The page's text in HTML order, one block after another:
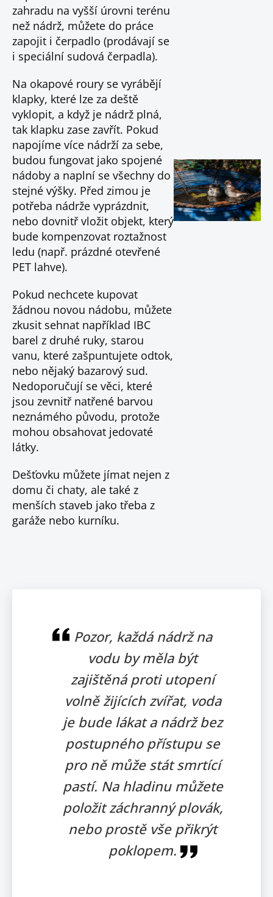
zahradu na vyšší úrovni terénu
než nádrž, můžete do práce
zapojit i čerpadlo (prodávají se
i speciální sudová čerpadla).
Na okapové roury se vyrábějí
klapky, které lze za deště
vyklopit, a když je nádrž plná,
tak klapku zase zavřít. Pokud
napojíme více nádrží za sebe,
budou fungovat jako spojené
nádoby a naplní se všechny do
stejné výšky. Před zimou je
potřeba nádrže vyprázdnit,
nebo dovnitř vložit objekt, který
bude kompenzovat roztažnost
ledu (např. prázdné otevřené
PET lahve).
Pokud nechcete kupovat
žádnou novou nádobu, můžete
zkusit sehnat například IBC
barel z druhé ruky, starou
vanu, které zašpuntujete odtok,
nebo nějaký bazarový sud.
Nedoporučují se věci, které
jsou zevnitř natřené barvou
neznámého původu, protože
mohou obsahovat jedovaté
látky.
Dešťovku můžete jímat nejen z
domu či chaty, ale také z
menších staveb jako třeba z
garáže nebo kurníku.
Pozor, každá nádrž na
vodu by měla být
zajištěná proti utopení
volně žijících zvířat, voda
je bude lákat a nádrž bez
postupného přístupu se
pro ně může stát smrtící
pastí. Na hladinu můžete
položit záchranný plovák,
nebo prostě vše přikrýt
poklopem.